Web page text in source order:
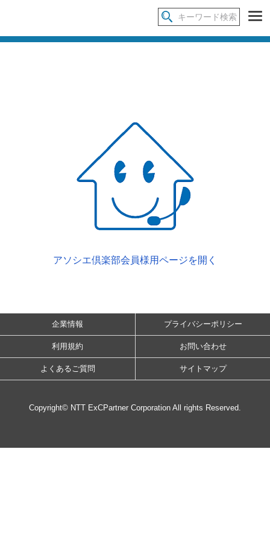
アソシエ倶楽部会員様用ページを開く
企業情報 プライバシーポリシー
利用規約 お問い合わせ
よくあるご質問 サイトマップ
Copyright© NTT ExCPartner Corporation All rights Reserved.